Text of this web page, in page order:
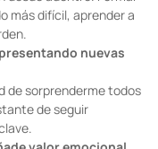
más difícil, aprender a
nuevas
de sorprenderme todos
de seguir